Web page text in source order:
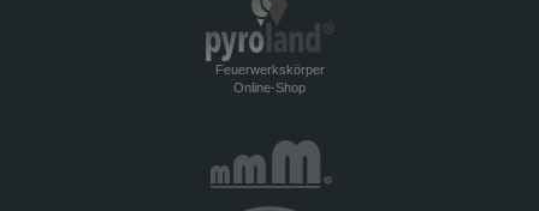
Feuerwerkskörper
Online-Shop